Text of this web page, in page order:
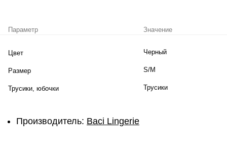
Параметр Значение
Цвет Черный
Размер S/M
Трусики, юбочки Трусики
Производитель: Baci Lingerie